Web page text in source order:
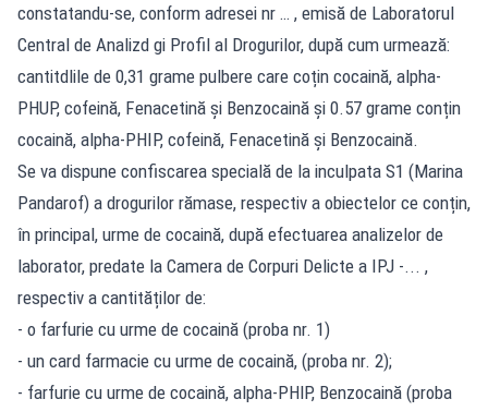
constatandu-se, conform adresei nr … , emisă de Laboratorul
Central de Analizd gi Profil al Drogurilor, după cum urmează:
cantitdlile de 0,31 grame pulbere care coțin cocaină, alpha-
PHUP, cofeină, Fenacetină și Benzocaină și 0.57 grame conțin
cocaină, alpha-PHIP, cofeină, Fenacetină și Benzocaină.
Se va dispune confiscarea specială de la inculpata S1 (Marina
Pandarof) a drogurilor rămase, respectiv a obiectelor ce conțin,
în principal, urme de cocaină, după efectuarea analizelor de
laborator, predate la Camera de Corpuri Delicte a IPJ -... ,
respectiv a cantităților de:
- o farfurie cu urme de cocaină (proba nr. 1)
- un card farmacie cu urme de cocaină, (proba nr. 2);
- farfurie cu urme de cocaină, alpha-PHlP, Benzocaină (proba